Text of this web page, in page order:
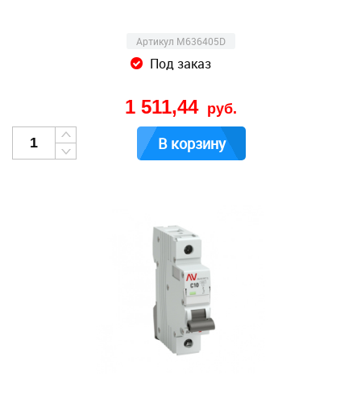
Артикул M636405D
Под заказ
1 511,44 руб.
В корзину